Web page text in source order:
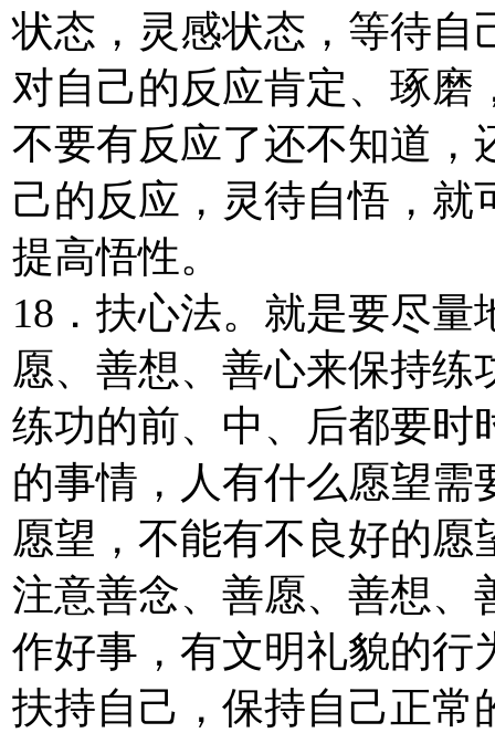
状态，灵感状态，等待自
对自己的反应肯定、琢磨
不要有反应了还不知道，
己的反应，灵待自悟，就
提高悟性。
18．扶心法。就是要尽
愿、善想、善心来保持
练功的前、中、后都要时
的事情，人有什么愿望需
愿望，不能有不良好的
注意善念、善愿、善想、
作好事，有文明礼貌的行
扶持自己，保持自己正常